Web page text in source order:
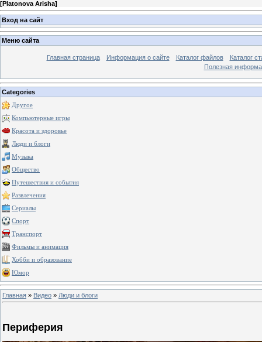
[Platonova Arisha]
Вход на сайт
Меню сайта
Главная страница Информация о сайте Каталог файлов
Каталог
Полезная
Categories
Другое
Компьютерные игры
Красота и здоровье
Люди и блоги
Музыка
Общество
Путешествия и события
Развлечения
Сериалы
Спорт
Транспорт
Фильмы и анимация
Хобби и образование
Юмор
Главная » Видео » Люди и блоги
Периферия